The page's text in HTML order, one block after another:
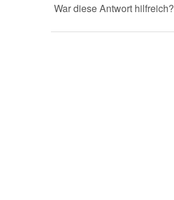
War diese Antwort hilfreich?